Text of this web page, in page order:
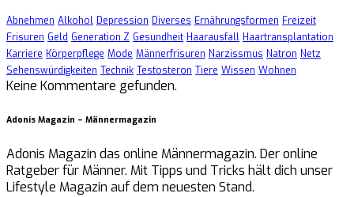
Abnehmen Alkohol Depression Diverses Ernährungsformen Freizeit
Frisuren Geld Generation Z Gesundheit Haarausfall Haartransplantation
Karriere Körperpflege Mode Männerfrisuren Narzissmus Natron Netz
Sehenswürdigkeiten Technik Testosteron Tiere Wissen Wohnen
Keine Kommentare gefunden.
Adonis Magazin – Männermagazin
Adonis Magazin das online Männermagazin. Der online
Ratgeber für Männer. Mit Tipps und Tricks hält dich unser
Lifestyle Magazin auf dem neuesten Stand.